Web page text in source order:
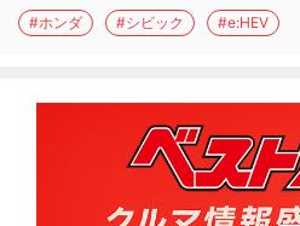
#ホンダ #シビック #e:HEV